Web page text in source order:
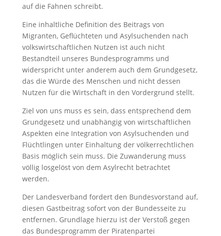
auf die Fahnen schreibt.
Eine inhaltliche Definition des Beitrags von
Migranten, Geflüchteten und Asylsuchenden nach
volkswirtschaftlichen Nutzen ist auch nicht
Bestandteil unseres Bundesprogramms und
widerspricht unter anderem auch dem Grundgesetz,
das die Würde des Menschen und nicht dessen
Nutzen für die Wirtschaft in den Vordergrund stellt.
Ziel von uns muss es sein, dass entsprechend dem
Grundgesetz und unabhängig von wirtschaftlichen
Aspekten eine Integration von Asylsuchenden und
Flüchtlingen unter Einhaltung der völkerrechtlichen
Basis möglich sein muss. Die Zuwanderung muss
völlig losgelöst von dem Asylrecht betrachtet
werden.
Der Landesverband fordert den Bundesvorstand auf,
diesen Gastbeitrag sofort von der Bundesseite zu
entfernen. Grundlage hierzu ist der Verstoß gegen
das Bundesprogramm der Piratenpartei